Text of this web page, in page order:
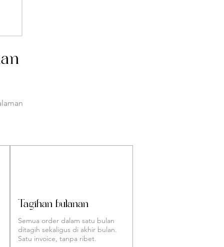
Tagihan bulanan
Semua order dalam satu bulan
ditagih sekaligus di akhir bulan.
Satu invoice, tanpa ribet.